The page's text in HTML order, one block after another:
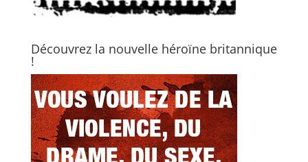
Découvrez la nouvelle héroïne britannique
!